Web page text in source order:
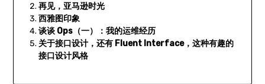
再见，亚马逊时光
西雅图印象
谈谈 Ops（一）：我的运维经历
关于接口设计，还有 Fluent Interface，这种有趣的
接口设计风格